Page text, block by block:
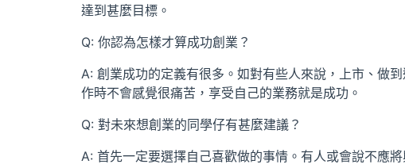
達到甚麼目標。
Q: 你認為怎樣才算成功創業？
A: 創業成功的定義有很多。如對有些人來說，上市、做
作時不會感覺很痛苦，享受自己的業務就是成功。
Q: 對未來想創業的同學仔有甚麼建議？
A: 首先一定要選擇自己喜歡做的事情。有人或會說不應